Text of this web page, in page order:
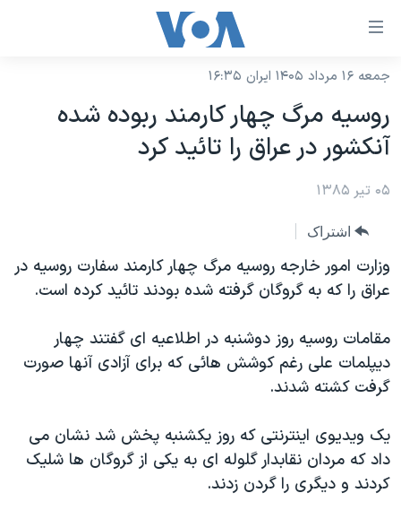
لینکهای
دسترسی
جهش
به
محتوای
اصلی
جهش
صفحه
اصلی
جهش
جستجو
نسخه سبک وب‌سایت
موضوع ها
ایران
آمریکا
جهان
ورزشی
ویژه برنامه‌ها
ویدیوها
حقوق شهروندی
اقتصادی
برنامه های تلویزیونی
جدول برنامه ها
صفحه‌های ویژه
جام جهانی ۲۰۲۶
۲۵۰سالگی آمریکا
بایگانی برنامه‌های تلویزیونی
انتخابات ریاست جمهوری آمریکا ۲۰۲۴
حمله جمهوری اسلامی به اسرائیل
فرکانس‌های صدای آمریکا
یادگیری زبان انگلیسی
جمعه ۱۶ مرداد ۱۴۰۵ ایران ۱۶:۳۵
روسيه مرگ چهار کارمند ربوده شده
آنکشور در عراق را تائيد کرد
۰۵ تیر ۱۳۸۵
اشتراک
وزارت امور خارجه روسیه مرگ چهار کارمند سفارت روسیه در
عراق را که به گروگان گرفته شده بودند تائید کرده است.
مقامات روسیه روز دوشنبه در اطلاعیه ای گفتند چهار
دیپلمات علی رغم کوشش هائی که برای آزادی آنها صورت
گرفت کشته شدند.
یک ویدیوی اینترنتی که روز یکشنبه پخش شد نشان می
داد که مردان نقابدار گلوله ای به یکی از گروگان ها شلیک
کردند و دیگری را گردن زدند.